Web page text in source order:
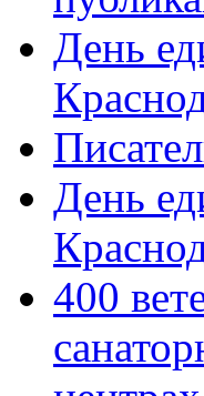
День
День
400